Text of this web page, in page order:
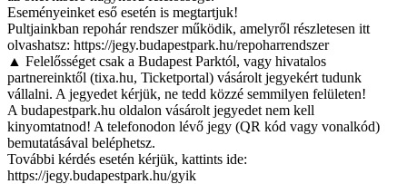
Eseményeinket eső esetén is megtartjuk!
Pultjainkban repohár rendszer működik, amelyről részletesen itt
olvashatsz: https://jegy.budapestpark.hu/repoharrendszer
▲ Felelősséget csak a Budapest Parktól, vagy hivatalos
partnereinktől (tixa.hu, Ticketportal) vásárolt jegyekért tudunk
vállalni. A jegyedet kérjük, ne tedd közzé semmilyen felületen!
A budapestpark.hu oldalon vásárolt jegyedet nem kell
kinyomtatnod! A telefonodon lévő jegy (QR kód vagy vonalkód)
bemutatásával beléphetsz.
További kérdés esetén kérjük, kattints ide:
https://jegy.budapestpark.hu/gyik